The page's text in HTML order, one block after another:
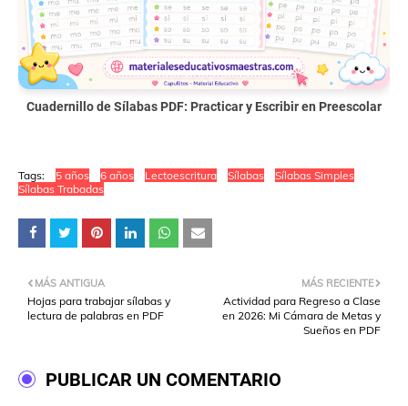
Cuadernillo de Sílabas PDF: Practicar y Escribir en Preescolar
Tags: 5 años 6 años Lectoescritura Sílabas
Sílabas Simples
Sílabas Trabadas
MÁS RECIENTE
Actividad para Regreso a Clase
en 2026: Mi Cámara de Metas y
Sueños en PDF
MÁS ANTIGUA
Hojas para trabajar sílabas y
lectura de palabras en PDF
PUBLICAR UN COMENTARIO